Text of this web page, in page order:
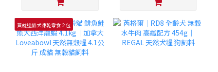
買就送貓犬凍乾零食２包